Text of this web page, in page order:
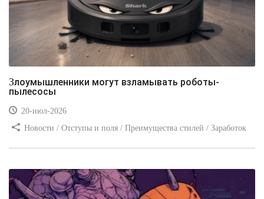
Злоумышленники могут взламывать роботы-
пылесосы
20-июл-2026
Новости / Отступы и поля / Преимущества стилей / Заработок